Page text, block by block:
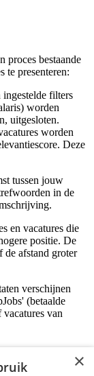
proces bestaande
te presenteren:
filters
worden
uitgesloten.
worden
Deze
tussen jouw
in de
en vacatures die
positie. De
de afstand groter
verschijnen
(betaalde
van
×